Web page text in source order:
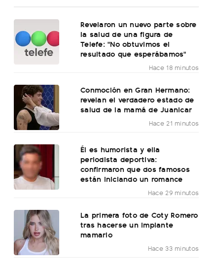
Revelaron un nuevo parte sobre
la salud de una figura de
Telefe: "No obtuvimos el
resultado que esperábamos"
Hace 18 minutos
Conmoción en Gran Hermano:
revelan el verdadero estado de
salud de la mamá de Juanicar
Hace 21 minutos
Él es humorista y ella
periodista deportiva:
confirmaron que dos famosos
están iniciando un romance
Hace 29 minutos
La primera foto de Coty Romero
tras hacerse un implante
mamario
Hace 33 minutos